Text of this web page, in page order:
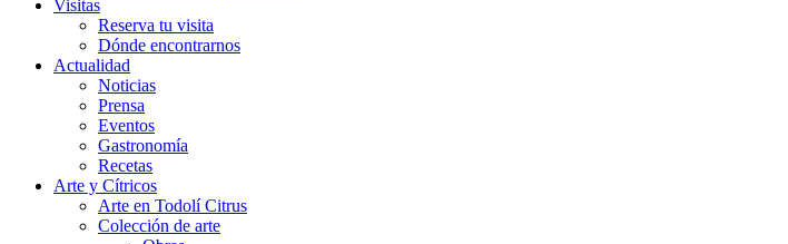
Visitas
Reserva tu visita
Dónde encontrarnos
Actualidad
Noticias
Prensa
Eventos
Gastronomía
Recetas
Arte y Cítricos
Arte en Todolí Citrus
Colección de arte